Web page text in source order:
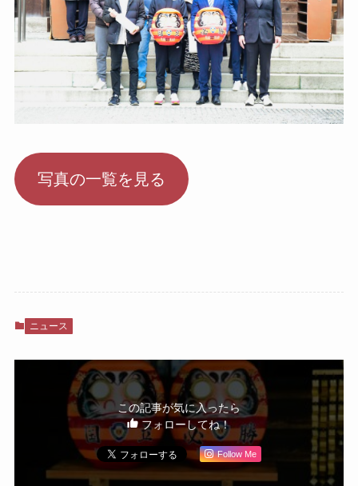
写真の一覧を見る
ニュース
この記事が気に入ったら
フォローしてね！
Follow Me